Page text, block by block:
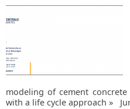
modeling of cement
with a life cycle approach »